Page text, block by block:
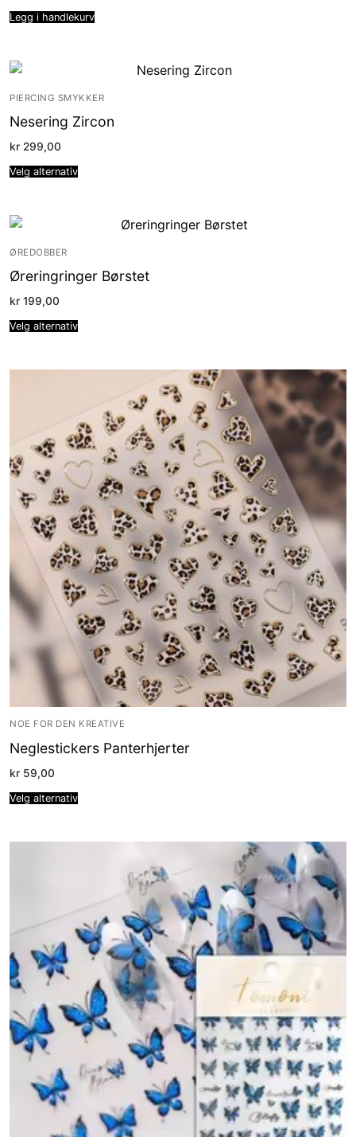
Legg i handlekurv
PIERCING SMYKKER
Nesering Zircon
kr 299,00
Velg alternativ
ØREDOBBER
Øreringringer Børstet
kr 199,00
Velg alternativ
NOE FOR DEN KREATIVE
Neglestickers Panterhjerter
kr 59,00
Velg alternativ